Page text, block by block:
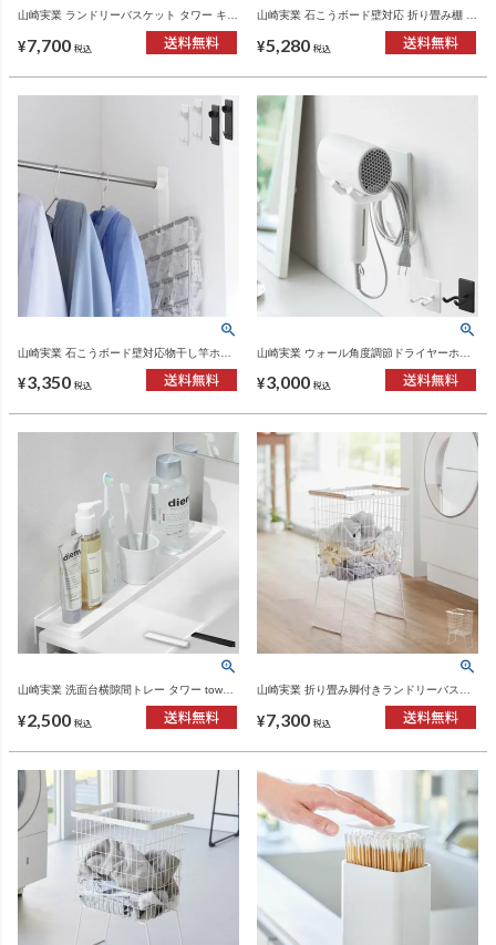
山崎実業 ランドリーバスケット タワー キャ
スター付き ワイド＆ロー tower | バスグッ
ズ・タワーシリーズ
¥7,700 税込
山崎実業 石こうボード壁対応 折り畳み棚 タ
ワー tower | バスグッズ・タワーシリーズ
¥5,280 税込
山崎実業 石こうボード壁対応物干し竿ホル
シリーズ
¥3,350 税込
山崎実業 ウォール角度調節ドライヤーホル
スグッズ・タワーシリーズ
¥3,000 税込
山崎実業 洗面台横隙間トレー タワー tower |
バスグッズ・タワーシリーズ
¥2,500 税込
山崎実業 折り畳み脚付きランドリーバスケ
ット tosca | インテリア雑貨・トスカシリー
ズ
¥7,300 税込